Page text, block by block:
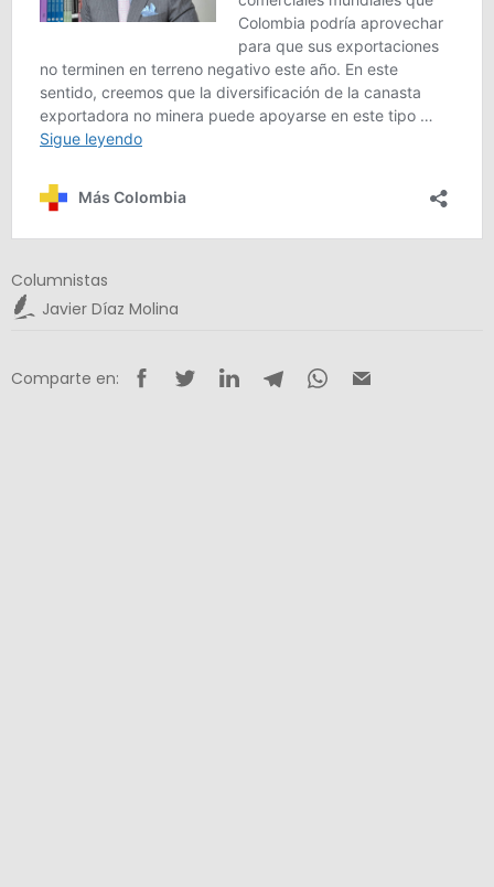
Columnistas
Javier Díaz Molina
Comparte en: